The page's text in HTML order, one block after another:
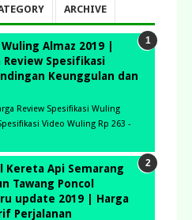
ARCHIVE
Almaz 2019 |
Review Spesifikasi
Keunggulan dan
Review Spesifikasi Wuling
Video Wuling Rp 263 -
Kereta Api Semarang
Tawang Poncol
update 2019 | Harga
Perjalanan